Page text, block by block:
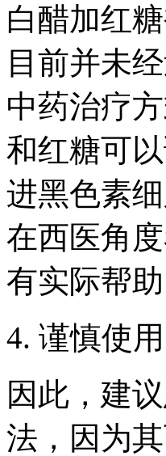
白醋加红
目前并未
中药治疗
和红糖可
进黑色素
在西医角
有实际帮助
4. 谨慎使
因此，建
法，因为